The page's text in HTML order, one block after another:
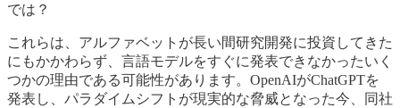
では？
これらは、アルファベットが長い間研究開発に投資してきた
にもかかわらず、言語モデルをすぐに発表できなかったいく
つかの理由である可能性があります。OpenAIがChatGPTを
発表し、パラダイムシフトが現実的な脅威となった今、同社